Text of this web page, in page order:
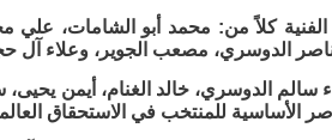
الفنية كلاً من: محمد أبو الشامات،
ناصر الدوسري، مصعب الجوير، وعلاء آل
سالم الدوسري، خالد الغنام، أيمن
الأساسية للمنتخب في الاستحقاق